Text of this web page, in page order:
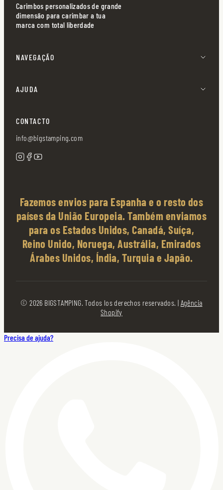
Carimbos personalizados de grande
dimensão para carimbar a tua
marca com total liberdade
NAVEGAÇÃO
AJUDA
CONTACTO
info@bigstamping.com
Fazemos envios para Espanha e o resto dos
países da União Europeia. Também enviamos
para os Estados Unidos, Canadá, Suíça,
Reino Unido, Noruega, Austrália, Emirados
Árabes Unidos, Índia, Turquia e Japão.
© 2026 BIGSTAMPING. Todos los derechos reservados. | Agência
Shopify
Precisa de ajuda?